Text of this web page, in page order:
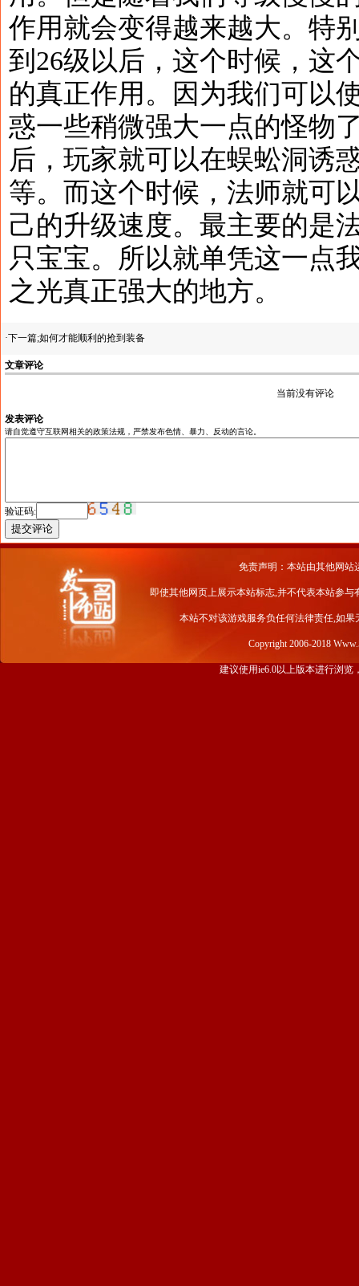
作用就会变得越来越大。特
到26级以后，这个时候，这
的真正作用。因为我们可以
惑一些稍微强大一点的怪物
后，玩家就可以在蜈蚣洞诱
等。而这个时候，法师就可
己的升级速度。最主要的是
只宝宝。所以就单凭这一点
之光真正强大的地方。
·下一篇;如何才能顺利的抢到装备
文章评论
当前没有评论
发表评论
请自觉遵守互联网相关的政策法规，严禁发布色情、暴力、反动的言论。
验证码:
免责声明：本站由其他网站
即使其他网页上展示本站标志,并不代表本站参
本站不对该游戏服务负任何法律责任,如
Copyright 2006-2018
建议使用ie6.0以上版本进行浏览